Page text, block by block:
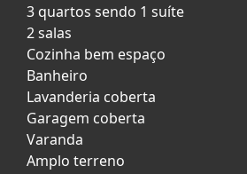
3 quartos sendo 1 suíte
2 salas
Cozinha bem espaço
Banheiro
Lavanderia coberta
Garagem coberta
Varanda
Amplo terreno